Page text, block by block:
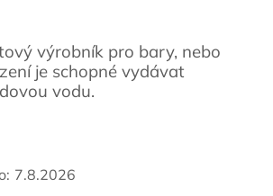
7.8.2026
výrobník pro bary, nebo
je schopné vydávat
vodu.